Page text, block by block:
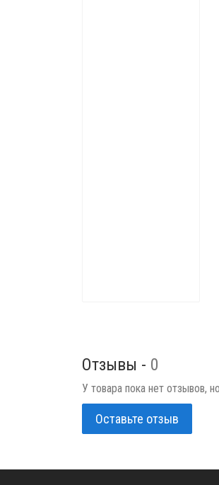
Отзывы - 0
У товара пока нет отзывов,
Оставьте отзыв